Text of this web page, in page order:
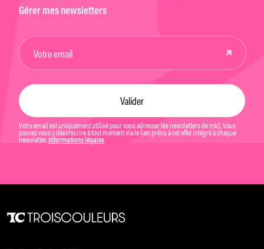
Gérer mes newsletters
Votre email est uniquement utilisé pour vous adresser les newsletters de mk2. Vous
pouvez vous y désinscrire à tout moment via le lien prévu à cet effet intégré à chaque
newsletter. Informations légales